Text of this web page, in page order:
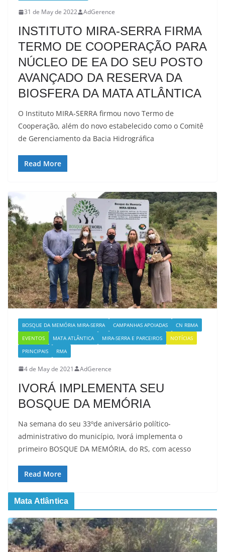
31 de May de 2022 AdGerence
INSTITUTO MIRA-SERRA FIRMA
TERMO DE COOPERAÇÃO PARA
NÚCLEO DE EA DO SEU POSTO
AVANÇADO DA RESERVA DA
BIOSFERA DA MATA ATLÂNTICA
O Instituto MIRA-SERRA firmou novo Termo de
Cooperação, além do novo estabelecido como o Comitê
de Gerenciamento da Bacia Hidrográfica
Read More
BOSQUE DA MEMÓRIA MIRA-SERRA CAMPANHAS APOIADAS
CN RBMA
EVENTOS
MATA ATLÂNTICA MIRA-SERRA E PARCEIROS
NOTÍCIAS
PRINCIPAIS
RMA
4 de May de 2021 AdGerence
IVORÁ IMPLEMENTA SEU
BOSQUE DA MEMÓRIA
Na semana do seu 33ºde aniversário político-
administrativo do município, Ivorá implementa o
primeiro BOSQUE DA MEMÓRIA, do RS, com acesso
Read More
Mata Atlântica